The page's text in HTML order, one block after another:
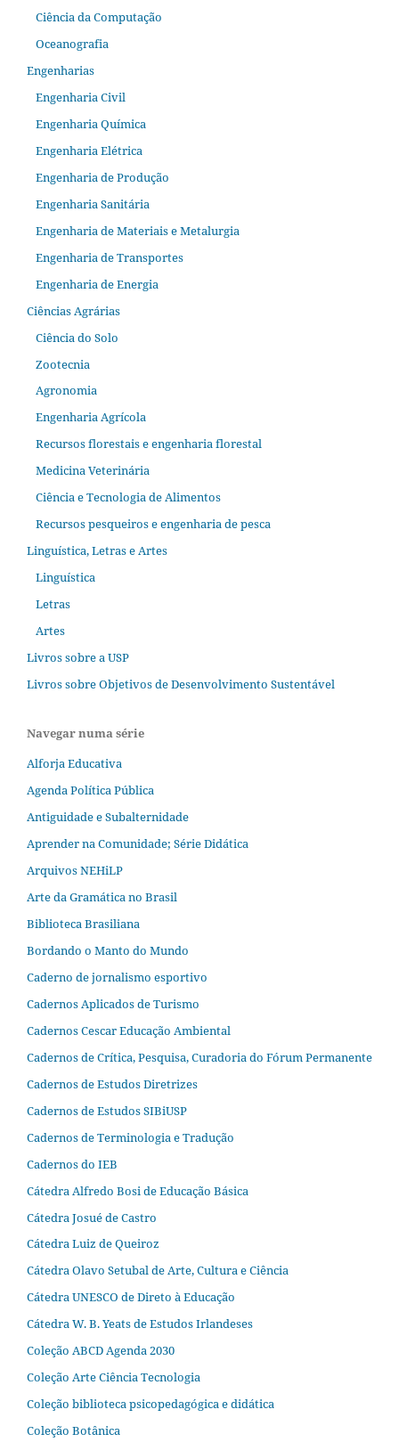
Ciência da Computação
Oceanografia
Engenharias
Engenharia Civil
Engenharia Química
Engenharia Elétrica
Engenharia de Produção
Engenharia Sanitária
Engenharia de Materiais e Metalurgia
Engenharia de Transportes
Engenharia de Energia
Ciências Agrárias
Ciência do Solo
Zootecnia
Agronomia
Engenharia Agrícola
Recursos florestais e engenharia florestal
Medicina Veterinária
Ciência e Tecnologia de Alimentos
Recursos pesqueiros e engenharia de pesca
Linguística, Letras e Artes
Linguística
Letras
Artes
Livros sobre a USP
Livros sobre Objetivos de Desenvolvimento Sustentável
Navegar numa série
Alforja Educativa
Agenda Política Pública
Antiguidade e Subalternidade
Aprender na Comunidade; Série Didática
Arquivos NEHiLP
Arte da Gramática no Brasil
Biblioteca Brasiliana
Bordando o Manto do Mundo
Caderno de jornalismo esportivo
Cadernos Aplicados de Turismo
Cadernos Cescar Educação Ambiental
Cadernos de Crítica, Pesquisa, Curadoria do Fórum Permanente
Cadernos de Estudos Diretrizes
Cadernos de Estudos SIBiUSP
Cadernos de Terminologia e Tradução
Cadernos do IEB
Cátedra Alfredo Bosi de Educação Básica
Cátedra Josué de Castro
Cátedra Luiz de Queiroz
Cátedra Olavo Setubal de Arte, Cultura e Ciência
Cátedra UNESCO de Direto à Educação
Cátedra W. B. Yeats de Estudos Irlandeses
Coleção ABCD Agenda 2030
Coleção Arte Ciência Tecnologia
Coleção biblioteca psicopedagógica e didática
Coleção Botânica